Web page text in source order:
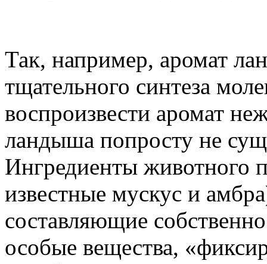
Так, например, аромат
тщательного синтеза
воспроизвести аромат
ландыша попросту не
Ингредиенты животного
известные мускус и
составляющие
особые вещества,